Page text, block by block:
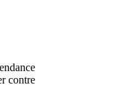
contre